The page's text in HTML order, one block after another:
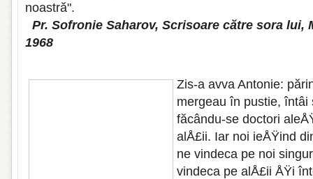
noastră".
Pr. Sofronie Saharov, Scrisoare către sora lui,
1968
Zis-a avva Antonie:
mergeau în pustie,
făcându-se doctori
alÅ£ii. Iar noi ieÅŸind
ne vindeca pe noi
vindeca pe alÅ£ii ÅŸi